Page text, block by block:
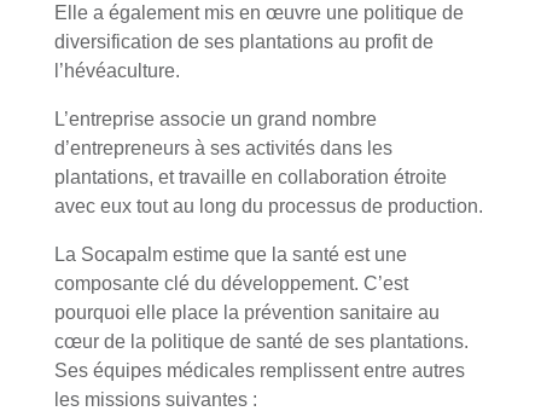
Elle a également mis en œuvre une politique de
diversification de ses plantations au profit de
l’hévéaculture.
L’entreprise associe un grand nombre
d’entrepreneurs à ses activités dans les
plantations, et travaille en collaboration étroite
avec eux tout au long du processus de production.
La Socapalm estime que la santé est une
composante clé du développement. C’est
pourquoi elle place la prévention sanitaire au
cœur de la politique de santé de ses plantations.
Ses équipes médicales remplissent entre autres
les missions suivantes :